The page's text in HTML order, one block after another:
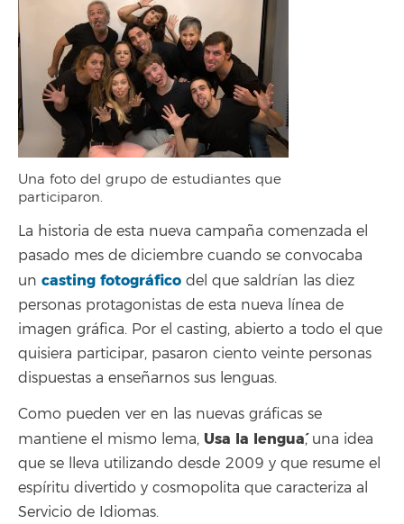
Una foto del grupo de estudiantes que
participaron.
La historia de esta nueva campaña comenzada el
pasado mes de diciembre cuando se convocaba
un casting fotográfico del que saldrían las diez
personas protagonistas de esta nueva línea de
imagen gráfica. Por el casting, abierto a todo el que
quisiera participar, pasaron ciento veinte personas
dispuestas a enseñarnos sus lenguas.
Como pueden ver en las nuevas gráficas se
mantiene el mismo lema, `Usa la lengua´, una idea
que se lleva utilizando desde 2009 y que resume el
espíritu divertido y cosmopolita que caracteriza al
Servicio de Idiomas.